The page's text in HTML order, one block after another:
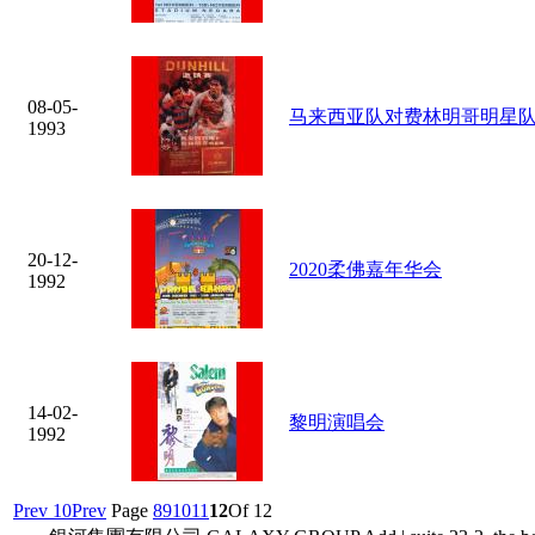
08-05-
1993
马来西亚队对费林明哥明星
20-12-
1992
2020柔佛嘉年华会
14-02-
1992
黎明演唱会
Prev 10Prev Page 891011 12Of 12